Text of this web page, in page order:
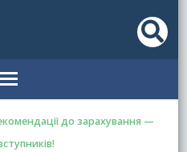
до зарахування —